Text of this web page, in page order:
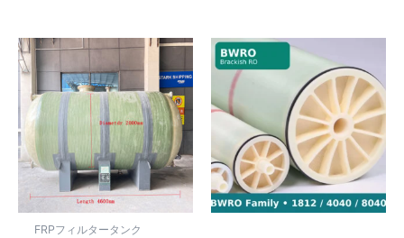
FRPフィルタータンク